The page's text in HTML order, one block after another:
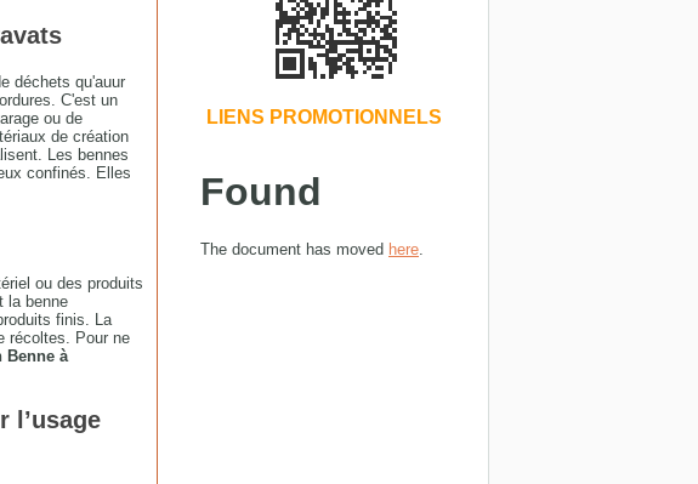
déchets qu'auur
C'est un
ou de
de création
Les bennes
confinés. Elles
ou des produits
la benne
finis. La
récoltes. Pour ne
Benne à
l’usage
LIENS PROMOTIONNELS
Found
The document has moved here.